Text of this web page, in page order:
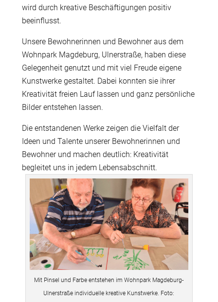
wird durch kreative Beschäftigungen positiv
beeinflusst.
Unsere Bewohnerinnen und Bewohner aus dem
Wohnpark Magdeburg, Ulnerstraße, haben diese
Gelegenheit genutzt und mit viel Freude eigene
Kunstwerke gestaltet. Dabei konnten sie ihrer
Kreativität freien Lauf lassen und ganz persönliche
Bilder entstehen lassen.
Die entstandenen Werke zeigen die Vielfalt der
Ideen und Talente unserer Bewohnerinnen und
Bewohner und machen deutlich: Kreativität
begleitet uns in jedem Lebensabschnitt.
Mit Pinsel und Farbe entstehen im Wohnpark Magdeburg-
Ulnerstraße individuelle kreative Kunstwerke. Foto: